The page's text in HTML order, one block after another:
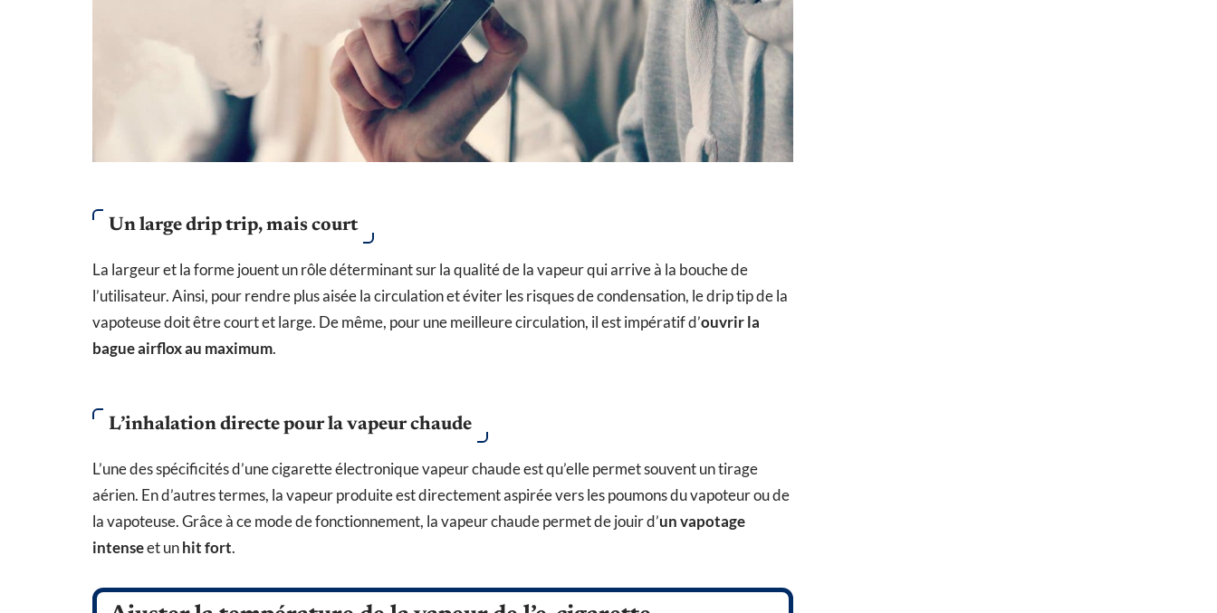
Un large drip trip, mais court
La largeur et la forme jouent un rôle déterminant sur la qualité de la vapeur qui arrive à la bouche de
l’utilisateur. Ainsi, pour rendre plus aisée la circulation et éviter les risques de condensation, le drip tip de la
vapoteuse doit être court et large. De même, pour une meilleure circulation, il est impératif d’ouvrir la
bague airflox au maximum.
L’inhalation directe pour la vapeur chaude
L’une des spécificités d’une cigarette électronique vapeur chaude est qu’elle permet souvent un tirage
aérien. En d’autres termes, la vapeur produite est directement aspirée vers les poumons du vapoteur ou de
la vapoteuse. Grâce à ce mode de fonctionnement, la vapeur chaude permet de jouir d’un vapotage
intenseet unhit fort.